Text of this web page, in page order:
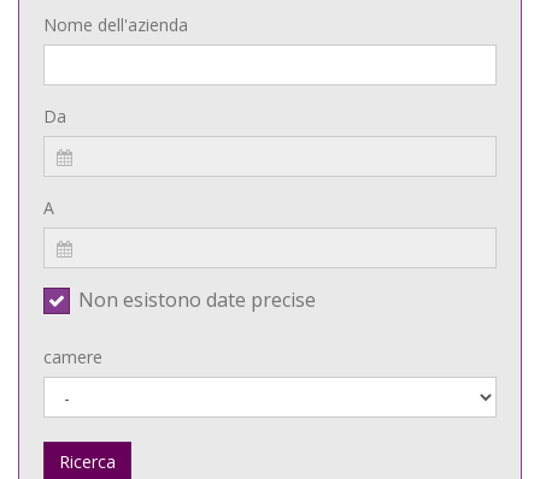
Nome dell'azienda
Da
A
Non esistono date precise
camere
Ricerca